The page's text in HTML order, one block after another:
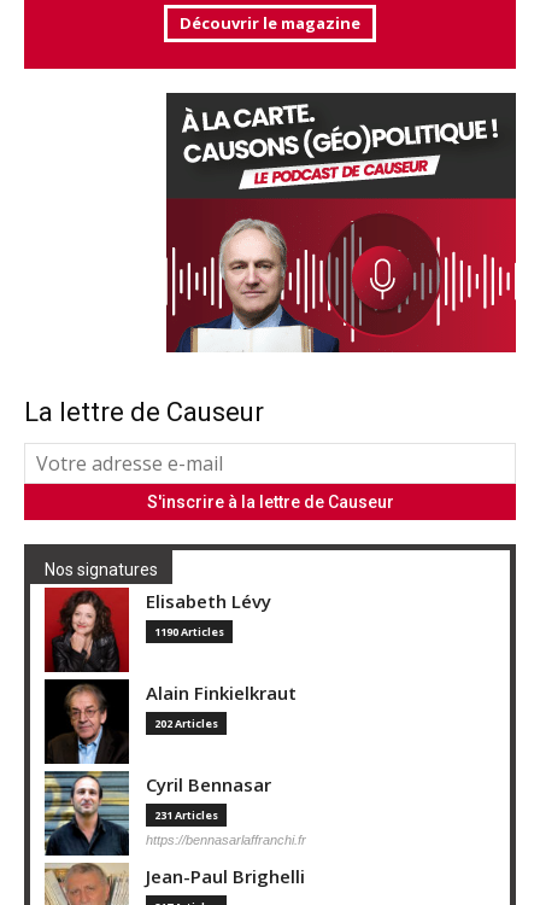
Découvrir le magazine
La lettre de Causeur
Nos signatures
Elisabeth Lévy
1190 Articles
Alain Finkielkraut
202 Articles
Cyril Bennasar
231 Articles
https://bennasarlaffranchi.fr
Jean-Paul Brighelli